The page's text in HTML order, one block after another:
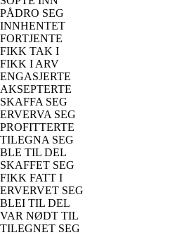
PÅDRO SEG
INNHENTET
FORTJENTE
FIKK TAK I
FIKK I ARV
ENGASJERTE
AKSEPTERTE
SKAFFA SEG
ERVERVA SEG
PROFITTERTE
TILEGNA SEG
BLE TIL DEL
SKAFFET SEG
FIKK FATT I
ERVERVET SEG
BLEI TIL DEL
VAR NØDT TIL
TILEGNET SEG